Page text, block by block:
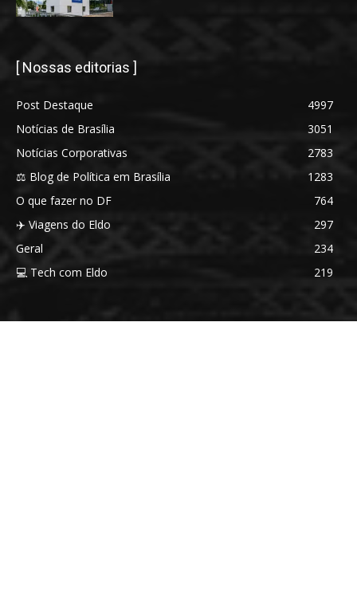
[ Nossas editorias ]
Post Destaque
4997
Notícias de Brasília
3051
Notícias Corporativas
2783
⚖️ Blog de Política em Brasília
1283
O que fazer no DF
764
✈️ Viagens do Eldo
297
Geral
234
💻 Tech com Eldo
219